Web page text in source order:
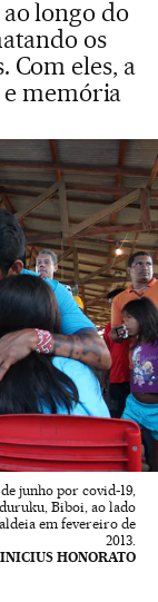
longo do
os
Com eles, a
memória
junho por covid-19,
Biboi, ao lado
em fevereiro de
2013.
HONORATO